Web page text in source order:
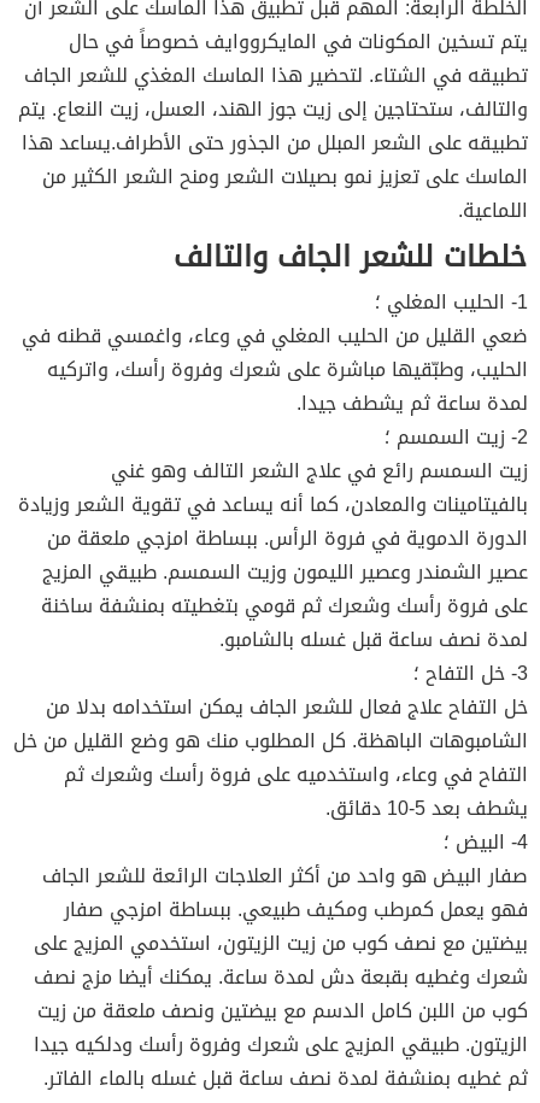
يتم تسخين المكونات في المايكرووايف خصوصاً في حال
تطبيقه في الشتاء. لتحضير هذا الماسك المغذي للشعر الجاف
والتالف، ستحتاجين إلى زيت جوز الهند، العسل، زيت النعاع. يتم
تطبيقه على الشعر المبلل من الجذور حتى الأطراف.يساعد هذا
الماسك على تعزيز نمو بصيلات الشعر ومنح الشعر الكثير من
اللماعية.
خلطات للشعر الجاف والتالف
1- الحليب المغلي ؛
ضعي القليل من الحليب المغلي في وعاء، واغمسي قطنه في
الحليب، وطبّقيها مباشرة على شعرك وفروة رأسك، واتركيه
لمدة ساعة ثم يشطف جيدا.
2- زيت السمسم ؛
زيت السمسم رائع في علاج الشعر التالف وهو غني
بالفيتامينات والمعادن، كما أنه يساعد في تقوية الشعر وزيادة
الدورة الدموية في فروة الرأس. ببساطة امزجي ملعقة من
عصير الشمندر وعصير الليمون وزيت السمسم. طبيقي المزيج
على فروة رأسك وشعرك ثم قومي بتغطيته بمنشفة ساخنة
لمدة نصف ساعة قبل غسله بالشامبو.
3- خل التفاح ؛
خل التفاح علاج فعال للشعر الجاف يمكن استخدامه بدلا من
الشامبوهات الباهظة. كل المطلوب منك هو وضع القليل من خل
التفاح في وعاء، واستخدميه على فروة رأسك وشعرك ثم
يشطف بعد 5-10 دقائق.
4- البيض ؛
صفار البيض هو واحد من أكثر العلاجات الرائعة للشعر الجاف
فهو يعمل كمرطب ومكيف طبيعي. ببساطة امزجي صفار
بيضتين مع نصف كوب من زيت الزيتون، استخدمي المزيج على
شعرك وغطيه بقبعة دش لمدة ساعة. يمكنك أيضا مزج نصف
كوب من اللبن كامل الدسم مع بيضتين ونصف ملعقة من زيت
الزيتون. طبيقي المزيج على شعرك وفروة رأسك ودلكيه جيدا
ثم غطيه بمنشفة لمدة نصف ساعة قبل غسله بالماء الفاتر.